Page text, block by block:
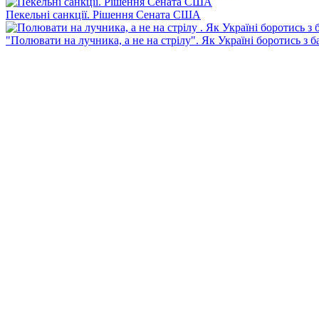
Пекельні санкції. Рішення Сената США
"Полювати на лучника, а не на стрілу". Як Україні боротись з